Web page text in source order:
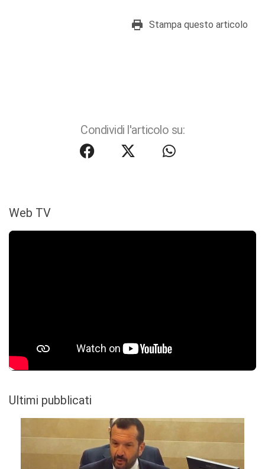
Stampa questo articolo
Condividi l'articolo su:
Web TV
Ultimi pubblicati